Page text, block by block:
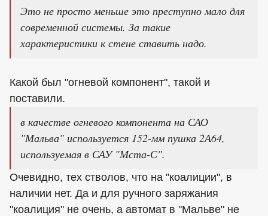
Это не просто меньше это преступно мало для
современной системы. За такие
характеристики к стене ставить надо.
Какой был "огневой компонент", такой и
поставили.
в качестве огневого компонента на САО
"Мальва" используется 152-мм пушка 2А64,
используемая в САУ "Мста-С".
Очевидно, тех стволов, что на "коалиции", в
наличии нет. Да и для ручного заряжания
"коалиция" не очень, а автомат в "Мальве" не